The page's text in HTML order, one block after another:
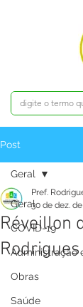
Post
Geral
COVID-19
Administração
Obras
Saúde
Geral
Réveillon
Pref.
30 de dez.